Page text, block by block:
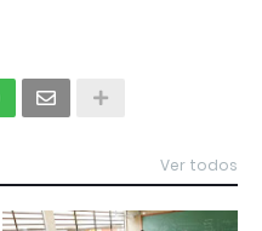
Ver todos